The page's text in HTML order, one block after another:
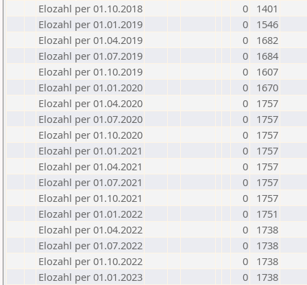
Elozahl per 01.10.2018
0
1401
Elozahl per 01.01.2019
0
1546
Elozahl per 01.04.2019
0
1682
Elozahl per 01.07.2019
0
1684
Elozahl per 01.10.2019
0
1607
Elozahl per 01.01.2020
0
1670
Elozahl per 01.04.2020
0
1757
Elozahl per 01.07.2020
0
1757
Elozahl per 01.10.2020
0
1757
Elozahl per 01.01.2021
0
1757
Elozahl per 01.04.2021
0
1757
Elozahl per 01.07.2021
0
1757
Elozahl per 01.10.2021
0
1757
Elozahl per 01.01.2022
0
1751
Elozahl per 01.04.2022
0
1738
Elozahl per 01.07.2022
0
1738
Elozahl per 01.10.2022
0
1738
Elozahl per 01.01.2023
0
1738